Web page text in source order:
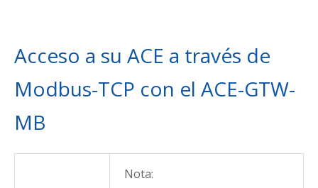
Acceso a su ACE a través de
Modbus-TCP con el ACE-GTW-
MB
Nota: